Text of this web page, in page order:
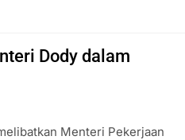
Dody dalam
Menteri Pekerjaan